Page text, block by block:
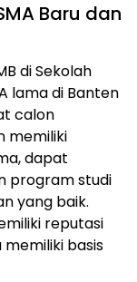
Baru dan
di Sekolah
lama di Banten
calon
memiliki
dapat
program studi
yang baik.
reputasi
basis